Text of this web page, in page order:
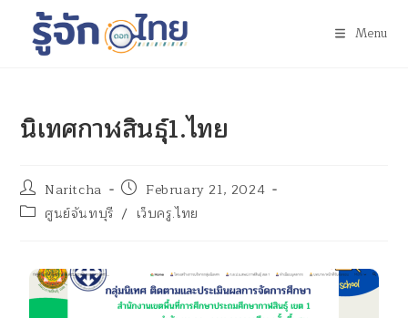
Menu
นิเทศกาฬสินธุ์1.ไทย
Naritcha
February 21, 2024
ศูนย์จันทบุรี / เว็บครู.ไทย